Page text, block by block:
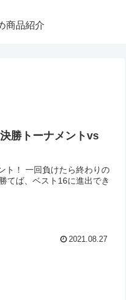
商品紹介
勝トーナメントvs
ト！ 一回負けたら終わりの
てば、ベスト16に進出でき
2021.08.27